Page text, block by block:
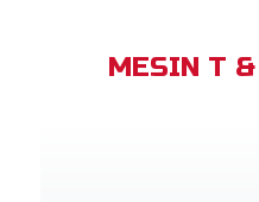
MESIN T &